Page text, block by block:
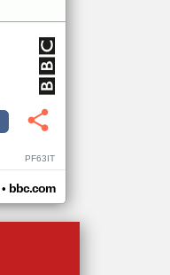
PF63IT
• bbc.com